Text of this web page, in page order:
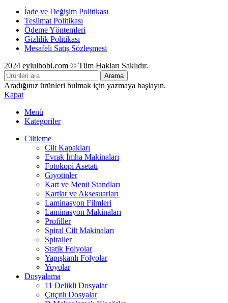
İade ve Değişim Politikası
Teslimat Politikası
Ödeme Yöntemleri
Gizlilik Politikası
Mesafeli Satış Sözleşmesi
2024 eylulhobi.com © Tüm Hakları Saklıdır.
Arama
Aradığınız ürünleri bulmak için yazmaya başlayın.
Kapat
Menü
Kategoriler
Ciltleme
Cilt Kapakları
Evrak İmha Makinaları
Fotokopi Asetatı
Giyotinler
Kart ve Menü Standları
Kartlar ve Aksesuarları
Laminasyon Filmleri
Laminasyon Makinaları
Profiller
Spiral Cilt Makinaları
Spiraller
Statik Folyolar
Yapışkanlı Folyolar
Yoyolar
Dosyalama
11 Delikli Dosyalar
Çıtçıtlı Dosyalar